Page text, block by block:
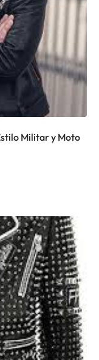
Militar y Moto